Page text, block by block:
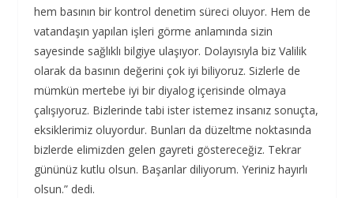
hem basının bir kontrol denetim süreci oluyor. Hem de
vatandaşın yapılan işleri görme anlamında sizin
sayesinde sağlıklı bilgiye ulaşıyor. Dolayısıyla biz Valilik
olarak da basının değerini çok iyi biliyoruz. Sizlerle de
mümkün mertebe iyi bir diyalog içerisinde olmaya
çalışıyoruz. Bizlerinde tabi ister istemez insanız sonuçta,
eksiklerimiz oluyordur. Bunları da düzeltme noktasında
bizlerde elimizden gelen gayreti göstereceğiz. Tekrar
gününüz kutlu olsun. Başarılar diliyorum. Yeriniz hayırlı
olsun.” dedi.